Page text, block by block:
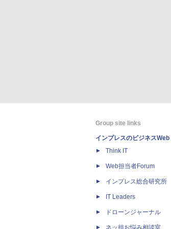
Group site links
インプレスのビジネスWeb
Think IT
Web担当者Forum
インプレス総合研究所
IT Leaders
ドローンジャーナル
ネッ担お悩み相談室